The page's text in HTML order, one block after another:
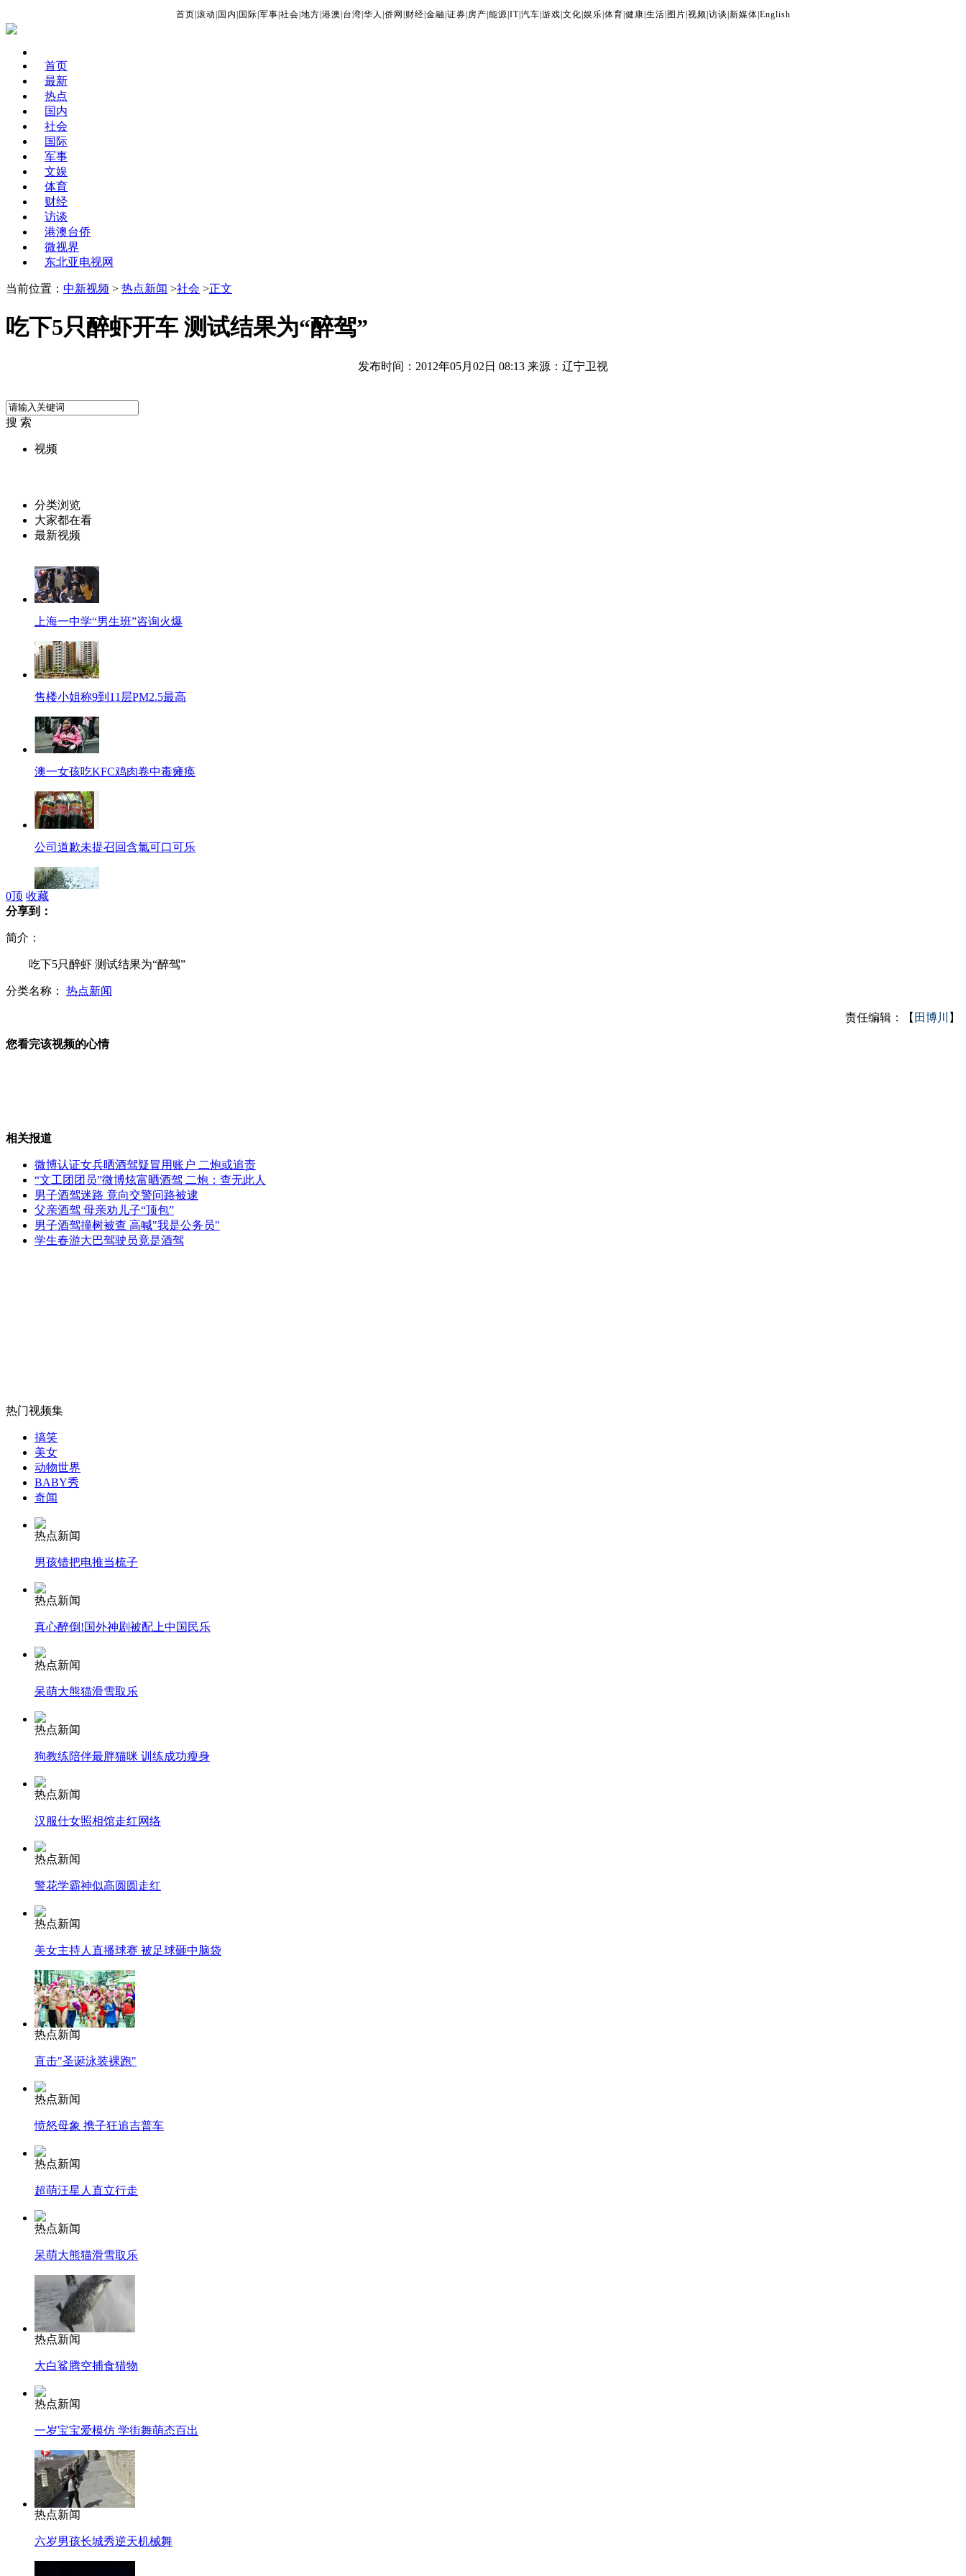
首页 滚动 国内 国际 军事 社会 地方 港澳 台湾 华人 侨网 财经 金融 证券 房产 能源 IT| 汽车 游戏 文化 娱乐 体育 健康 生活 图片 视频 访谈 新媒体 English
首页
最新
热点
国内
社会
国际
军事
文娱
体育
财经
访谈
港澳台侨
微视界
东北亚电视网
当前位置： 中新视频 > 热点新闻 >社会 >正文
吃下5只醉虾开车 测试结果为“醉驾”
发布时间：2012年05月02日 08:13 来源：辽宁卫视
搜 索
视频
分类浏览
大家都在看
最新视频
上海一中学“男生班”咨询火爆
售楼小姐称9到11层PM2.5最高
澳一女孩吃KFC鸡肉卷中毒瘫痪
公司道歉未提召回含氯可口可乐
失主赤脚追贼 小偷感叹民风彪悍
90后男子自称拉丹下属要炸航班
红烧肉添加剂致人上瘾 厨师从不吃
无痛分娩是否安全 医生回应
外交部：反对强权政治霸凌主义
外交部：有关国家言论片面不公正
安徽一实载49人客车翻车
走！跟着总书记去植树
消防员救轻生者
纽约上演“枕头大战”
司机酒驾遇交警 急速倒车逃窜
0顶 收藏
分享到：
简介：
吃下5只醉虾 测试结果为“醉驾”
分类名称： 热点新闻
责任编辑：【 田博川 】
您看完该视频的心情
相关报道
微博认证女兵晒酒驾疑冒用账户 二炮或追责
“文工团团员”微博炫富晒酒驾 二炮：查无此人
男子酒驾迷路 竟向交警问路被逮
父亲酒驾 母亲劝儿子“顶包”
男子酒驾撞树被查 高喊"我是公务员"
学生春游大巴驾驶员竟是酒驾
热门视频集
搞笑
美女
动物世界
BABY秀
奇闻
热点新闻
男孩错把电推当梳子
热点新闻
真心醉倒!国外神剧被配上中国民乐
热点新闻
呆萌大熊猫滑雪取乐
热点新闻
狗教练陪伴最胖猫咪 训练成功瘦身
热点新闻
汉服仕女照相馆走红网络
热点新闻
警花学霸神似高圆圆走红
热点新闻
美女主持人直播球赛 被足球砸中脑袋
热点新闻
直击"圣诞泳装裸跑"
热点新闻
愤怒母象 携子狂追吉普车
热点新闻
超萌汪星人直立行走
热点新闻
呆萌大熊猫滑雪取乐
热点新闻
大白鲨腾空捕食猎物
热点新闻
一岁宝宝爱模仿 学街舞萌态百出
热点新闻
六岁男孩长城秀逆天机械舞